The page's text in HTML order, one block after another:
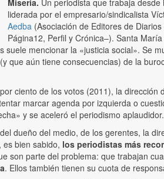
Miseria. Un periodista que trabaja
liderada por el empresario/sindicalista
Aedba (Asociación de Editores de
Página12, Perfil y Crónica–). Santa
mencionar la «justicia social». Se
que aún tiene consecuencias) de la
ciento de los votos (2011), la
marcar agenda por izquierda o
y se aceleró el periodismo aplaudidor.
dueño del medio, de los gerentes, la
bien sabido, los periodistas más
son parte del problema: que trabajan
. Ellos también tienen su cuota de